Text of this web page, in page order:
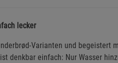
lecker
Varianten und begeistert
denkbar einfach: Nur Wasser